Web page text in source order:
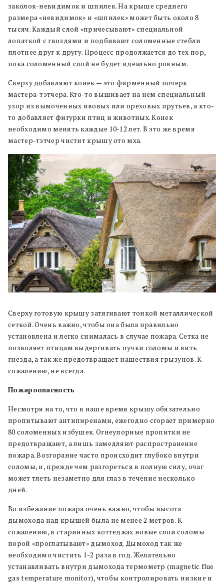
заколок-невидимок и шпилек. На крыше среднего
размера «невидимок» и «шпилек» может быть около 8
тысяч. Каждый слой «причесывают» специальной
лопаткой с гвоздями и подбивают соломенные стебли
плотнее друг к другу. Процесс продолжается до тех пор,
пока соломенный слой не будет идеально ровным.
Сверху добавляют конек — это фирменный почерк
мастера-тэтчера. Кто-то вышивает на нем специальный
узор из вымоченных ивовых или ореховых прутьев, а кто-
то добавляет фигурки птиц и животных. Конек
необходимо менять каждые 10-12 лет. В это же время
мастер-тэтчер чистит крышу ото мха.
Сверху готовую крышу затягивают тонкой металлической
сеткой. Очень важно, чтобы она была правильно
установлена и легко снималась в случае пожара. Сетка не
позволяет птицам выдергивать пучки соломы и вить
гнезда, а так же предотвращает нашествия грызунов. К
сожалению, не всегда.
Пожароопасность
Несмотря на то, что в наше время крышу обязательно
пропитывают антипиренами, ежегодно сгорает примерно
80 соломенных избушек. Огнеупорные пропитки не
предотвращают, а лишь замедляют распространение
пожара. Возгорание часто происходит глубоко внутри
соломы, и, прежде чем разгореться в полную силу, очаг
может тлеть незаметно для глаз в течение несколько
дней.
Во избежание пожара очень важно, чтобы высота
дымохода над крышей была не менее 2 метров. К
сожалению, в старинных коттеджах новые слои соломы
порой «проглатывают» дымоход. Дымоход так же
необходимо чистить 1-2 раза в год. Желательно
устанавливать внутри дымохода термометр (magnetic flue
gas temperature monitor), чтобы контролировать низкие и